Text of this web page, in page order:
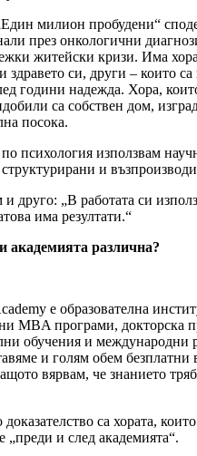
милион пробудени“
през онкологични
житейски кризи. Има
здравето си, други – които са
години надежда. Хора,
са собствен дом,
посока.
психология използвам
структурирани и
и друго: „В работата си
има резултати.“
академията различна?
е образователна
MBA програми, докторска
обучения и международни
и голям обем безплатни
вярвам, че знанието
са хората,
„преди и след академията“.